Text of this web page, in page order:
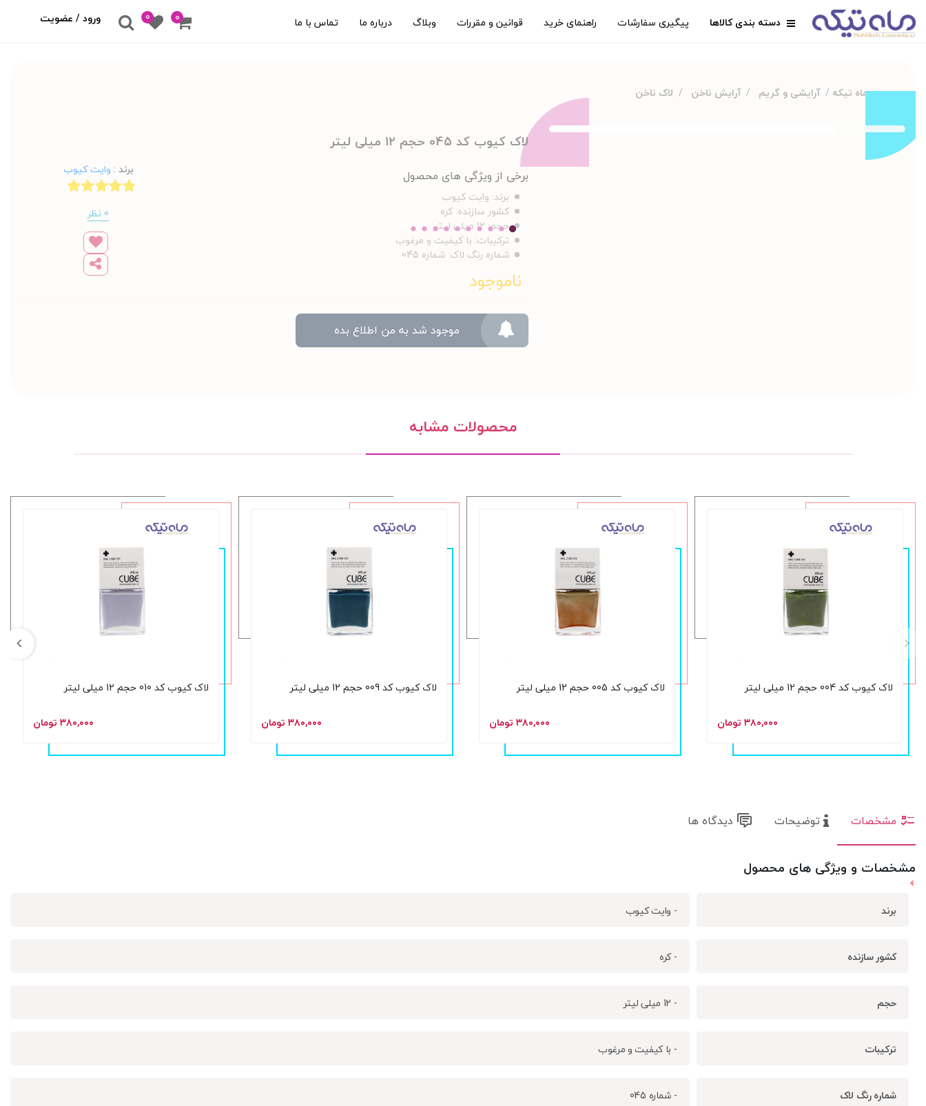
دسته بندی کالاها پیگیری سفارشات راهنمای خرید قوانین و مقررات وبلاگ درباره ما تماس با ما ۰ 0 ورود / عضویت
ماه تیکه آرایشی و گریم آرایش ناخن لاک ناخن
لاک کیوب کد 045 حجم 12 میلی لیتر
برخی از ویژگی های محصول
برند: وایت کیوب
کشور سازنده:کره
حجم: 12 میلی لیتر
ترکیبات: با کیفیت و مرغوب
شماره رنگ لاک:شماره 045
ناموجود
برند : وایت کیوب
0 نظر
موجود شد به من اطلاع بده
محصولات مشابه
لاک کیوب کد 004 حجم 12 میلی لیتر
۳۸۰,۰۰۰ تومان
لاک کیوب کد 005 حجم 12 میلی لیتر
۳۸۰,۰۰۰ تومان
لاک کیوب کد 009 حجم 12 میلی لیتر
۳۸۰,۰۰۰ تومان
لاک کیوب کد 010 حجم 12 میلی لیتر
۳۸۰,۰۰۰ تومان
مشخصات توضیحات دیدگاه ها
مشخصات و ویژگی های محصول
برند - وایت کیوب
کشور سازنده - کره
حجم - 12 میلی لیتر
ترکیبات - با کیفیت و مرغوب
شماره رنگ لاک - شماره 045